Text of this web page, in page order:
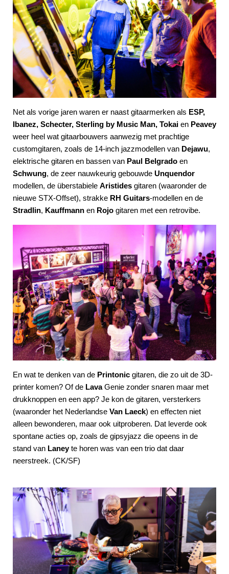
Net als vorige jaren waren er naast gitaarmerken als ESP,
Ibanez, Schecter, Sterling by Music Man, Tokai en Peavey
weer heel wat gitaarbouwers aanwezig met prachtige
customgitaren, zoals de 14-inch jazzmodellen van Dejawu,
elektrische gitaren en bassen van Paul Belgrado en
Schwung, de zeer nauwkeurig gebouwde Unquendor
modellen, de überstabiele Aristides gitaren (waaronder de
nieuwe STX-Offset), strakke RH Guitars-modellen en de
Stradlin, Kauffmann en Rojo gitaren met een retrovibe.
En wat te denken van de Printonic gitaren, die zo uit de 3D-
printer komen? Of de LavaGenie zonder snaren maar met
drukknoppen en een app? Je kon de gitaren, versterkers
(waaronder het Nederlandse Van Laeck) en effecten niet
alleen bewonderen, maar ook uitproberen. Dat leverde ook
spontane acties op, zoals de gipsyjazz die opeens in de
stand van Laneyte horen was van een trio dat daar
neerstreek. (CK/SF)